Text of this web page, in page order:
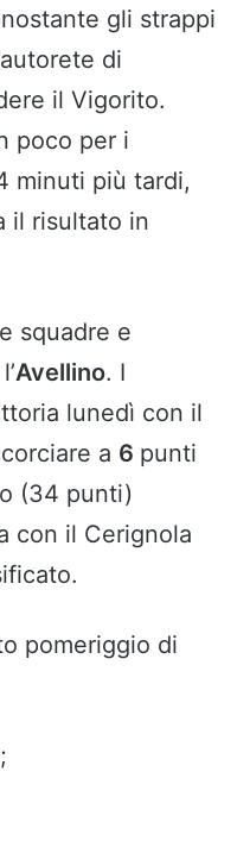
gli strappi
di
il Vigorito.
poco per i
minuti più tardi,
il risultato in
squadre e
Avellino. I
lunedì con il
a 6 punti
(34 punti)
con il Cerignola
pomeriggio di